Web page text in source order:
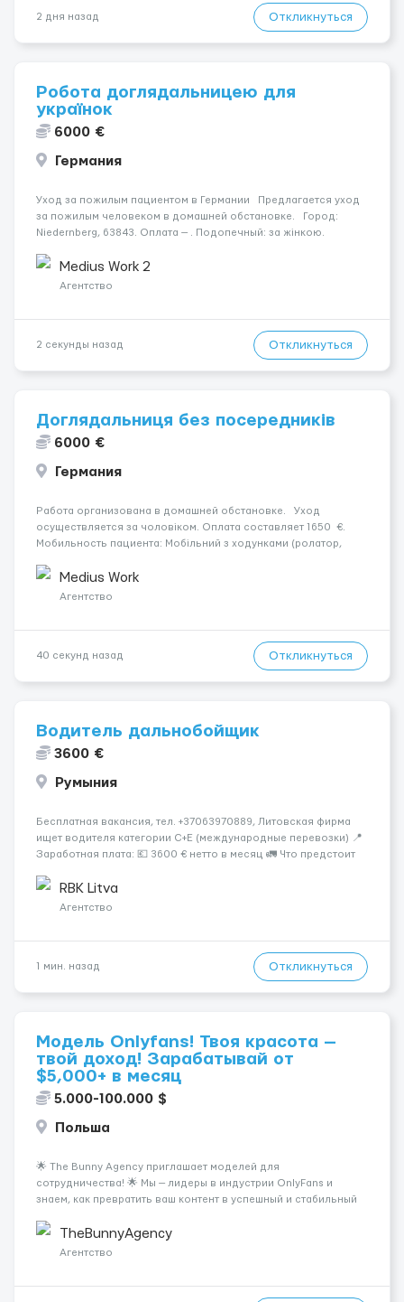
2 дня назад Откликнуться
Робота доглядальницею для
українок
6000 €
Германия
Уход за пожилым пациентом в Германии Предлагается уход
за пожилым человеком в домашней обстановке. Город:
Niedernberg, 63843. Оплата — . Подопечный: за жінкою.
Психологическое состояние: В ясному розумі. Н...
Medius Work 2
Агентство
2 секунды назад Откликнуться
Доглядальниця без посередників
6000 €
Германия
Работа организована в домашней обстановке. Уход
осуществляется за чоловіком. Оплата составляет 1650 €.
Мобильность пациента: Мобільний з ходунками (ролатор,
Вночі спить не прокидаючись. Услови...
Medius Work
Агентство
40 секунд назад Откликнуться
Водитель дальнобойщик
3600 €
Румыния
Бесплатная вакансия, тел. +37063970889, Литовская фирма
ищет водителя категории C+E (международные перевозки) 📍
Заработная плата: 💶 3600 € нетто в месяц 🚛 Что предстоит
рефрижераторах. В среднем 400–500 км в день. Погрузки и
разгрузки...
RBK Litva
Агентство
1 мин. назад Откликнуться
Модель Onlyfans! Твоя красота —
твой доход! Зарабатывай от
$5,000+ в месяц
5.000-100.000 $
Польша
🌟 The Bunny Agency приглашает моделей для
сотрудничества! 🌟 Мы — лидеры в индустрии OnlyFans и
знаем, как превратить ваш контент в успешный и стабильный
готовы к долгосрочному сотрудничеству, у вас есть
уникальная возможность ...
TheBunnyAgency
Агентство